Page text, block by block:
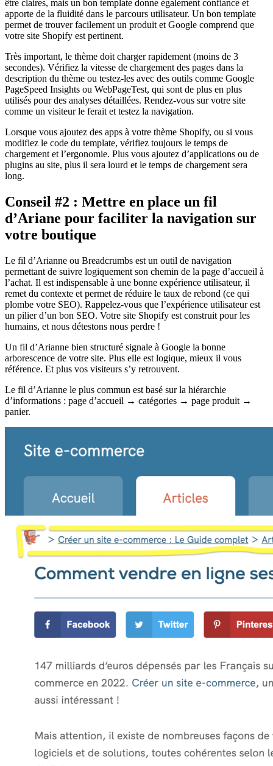
être claires, mais un bon template donne également confiance et
apporte de la fluidité dans le parcours utilisateur. Un bon template
permet de trouver facilement un produit et Google comprend que
votre site Shopify est pertinent.
Très important, le thème doit charger rapidement (moins de 3
secondes). Vérifiez la vitesse de chargement des pages dans la
description du thème ou testez-les avec des outils comme Google
PageSpeed Insights ou WebPageTest, qui sont de plus en plus
utilisés pour des analyses détaillées. Rendez-vous sur votre site
comme un visiteur le ferait et testez la navigation.
Lorsque vous ajoutez des apps à votre thème Shopify, ou si vous
modifiez le code du template, vérifiez toujours le temps de
chargement et l’ergonomie. Plus vous ajoutez d’applications ou de
plugins au site, plus il sera lourd et le temps de chargement sera
long.
Conseil #2 : Mettre en place un fil
d’Ariane pour faciliter la navigation sur
votre boutique
Le fil d’Arianne ou Breadcrumbs est un outil de navigation
permettant de suivre logiquement son chemin de la page d’accueil à
l’achat. Il est indispensable à une bonne expérience utilisateur, il
remet du contexte et permet de réduire le taux de rebond (ce qui
plombe votre SEO). Rappelez-vous que l’expérience utilisateur est
un pilier d’un bon SEO. Votre site Shopify est construit pour les
humains, et nous détestons nous perdre !
Un fil d’Arianne bien structuré signale à Google la bonne
arborescence de votre site. Plus elle est logique, mieux il vous
référence. Et plus vos visiteurs s’y retrouvent.
Le fil d’Arianne le plus commun est basé sur la hiérarchie
d’informations : page d’accueil → catégories → page produit →
panier.